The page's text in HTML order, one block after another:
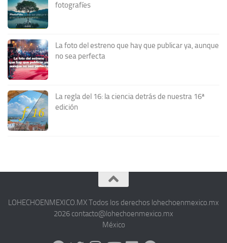
fotografíes
La foto del estreno que hay que publicar ya, aunque
no sea perfecta
La regla del 16: la ciencia detrás de nuestra 16ª
edición
LOHECHOENMEXICO.MX Todos los derechos lohechoenmexico.mx
2026 contacto@lohechoenmexico.mx
México